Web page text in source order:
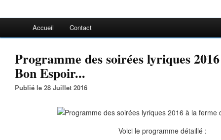
Accueil Contact
Programme des soirées lyriques
Bon Espoir...
Publié le 28 Juillet 2016
Voici le programme détaillé :